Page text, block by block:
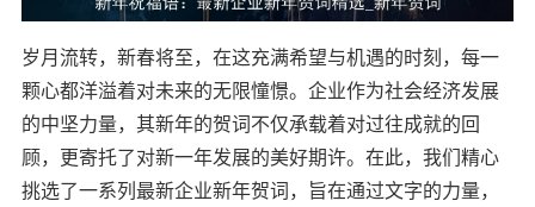
岁月流转，新春将至，在这充满希望与机遇的时刻，每一
颗心都洋溢着对未来的无限憧憬。企业作为社会经济发展
的中坚力量，其新年的贺词不仅承载着对过往成就的回
顾，更寄托了对新一年发展的美好期许。在此，我们精心
挑选了一系列最新企业新年贺词，旨在通过文字的力量，